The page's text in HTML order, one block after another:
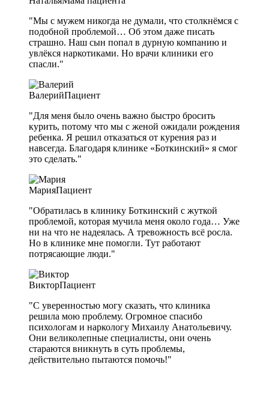
"Мы с мужем никогда не думали, что столкнёмся с
подобной проблемой… Об этом даже писать
страшно. Наш сын попал в дурную компанию и
увлёкся наркотиками. Но врачи клиники его
спасли."
ВалерийПациент
"Для меня было очень важно быстро бросить
курить, потому что мы с женой ожидали рождения
ребенка. Я решил отказаться от курения раз и
навсегда. Благодаря клинике «Боткинский» я смог
это сделать."
МарияПациент
"Обратилась в клинику Боткинский с жуткой
проблемой, которая мучила меня около года… Уже
ни на что не надеялась. А тревожность всё росла.
Но в клинике мне помогли. Тут работают
потрясающие люди."
ВикторПациент
"С уверенностью могу сказать, что клиника
решила мою проблему. Огромное спасибо
психологам и наркологу Михаилу Анатольевичу.
Они великолепные специалисты, они очень
стараются вникнуть в суть проблемы,
действительно пытаются помочь!"